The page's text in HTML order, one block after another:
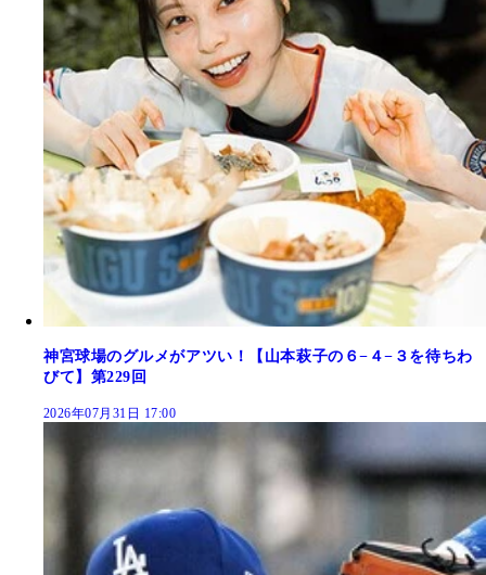
神宮球場のグルメがアツい！【山本萩子の６−４−３を待ちわ
びて】第229回
2026年07月31日 17:00